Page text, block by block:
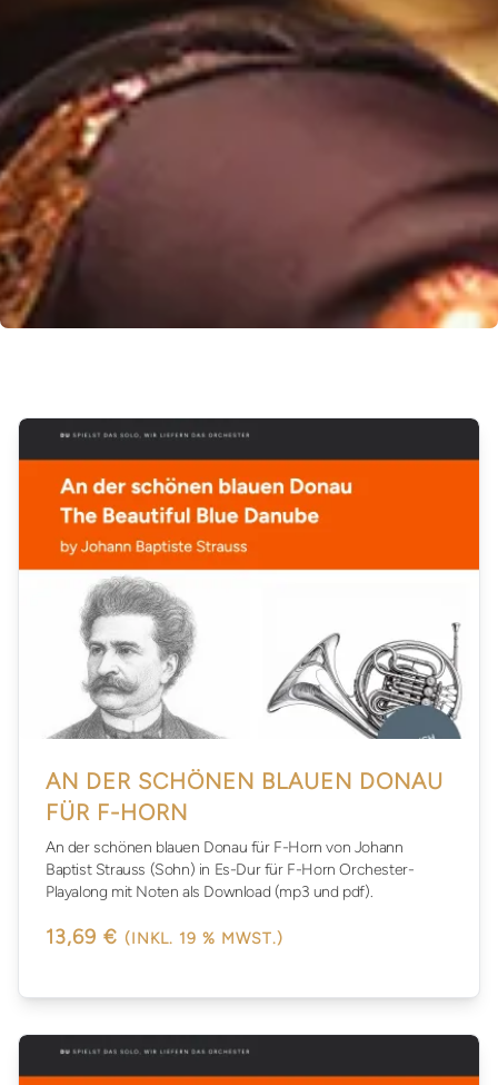
AN DER SCHÖNEN BLAUEN DONAU
FÜR F-HORN
An der schönen blauen Donau für F-Horn von Johann
Baptist Strauss (Sohn) in Es-Dur für F-Horn Orchester-
Playalong mit Noten als Download (mp3 und pdf).
13,69 € (INKL. 19 % MWST.)